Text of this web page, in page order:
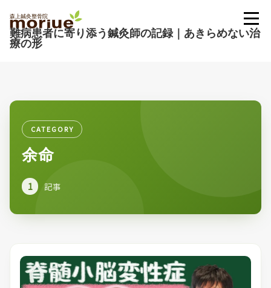
難病患者に寄り添う鍼灸師の記録｜あきらめない治
療の形
CATEGORY
余命
1 記事